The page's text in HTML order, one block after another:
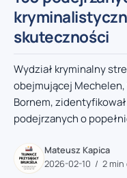
skuteczności
Wydział kryminalny
obejmującej
Bornem,
podejrzanych o
Mateusz Kapica
2026-02-10
2